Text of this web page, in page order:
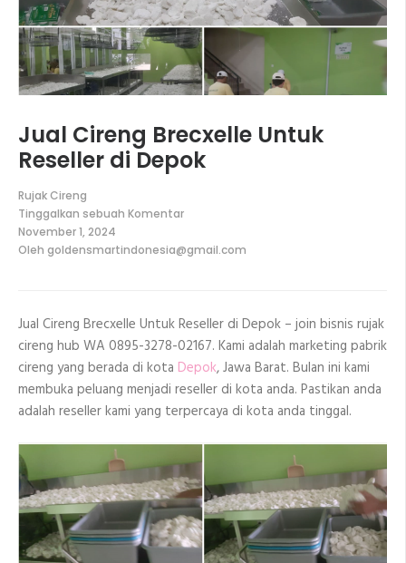
Jual Cireng Brecxelle Untuk
Reseller di Depok
Rujak Cireng
Tinggalkan sebuah Komentar
pada
Jual
Cireng
Depok
November 1, 2024
Oleh goldensmartindonesia@gmail.com
Jual Cireng Brecxelle Untuk Reseller di Depok – join bisnis rujak
cireng hub WA 0895-3278-02167. Kami adalah marketing pabrik
cireng yang berada di kota Depok, Jawa Barat. Bulan ini kami
membuka peluang menjadi reseller di kota anda. Pastikan anda
adalah reseller kami yang terpercaya di kota anda tinggal.